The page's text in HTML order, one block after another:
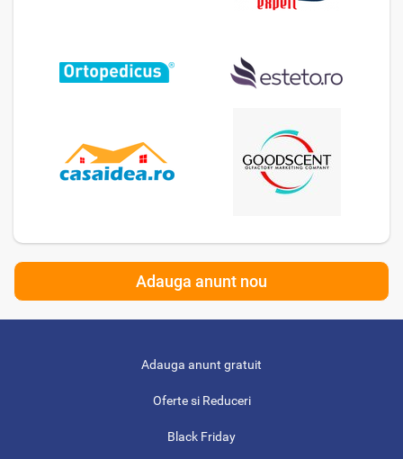
Adauga anunt nou
Adauga anunt gratuit
Oferte si Reduceri
Black Friday